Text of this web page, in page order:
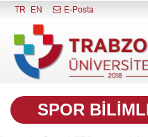
Menüyü Kapat
TR EN E-Posta
SPOR